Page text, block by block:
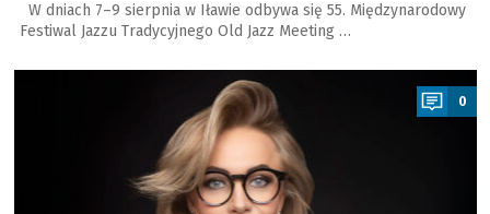
W dniach 7–9 sierpnia w Iławie odbywa się 55. Międzynarodowy
Festiwal Jazzu Tradycyjnego Old Jazz Meeting …
a
0